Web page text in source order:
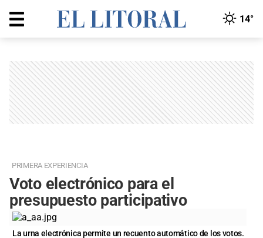
14°
PRIMERA EXPERIENCIA
Voto electrónico para el
presupuesto participativo
La urna electrónica permite un recuento automático de los votos.